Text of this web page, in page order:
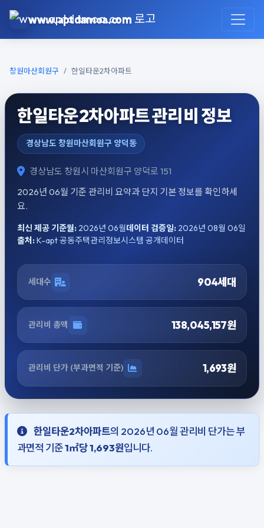
www.aptdamoa.com
창원마산회원구 한일타운2차아파트
한일타운2차아파트 관리비 정보
경상남도 창원마산회원구 양덕동
경상남도 창원시 마산회원구 양덕로 151
2026년 06월 기준 관리비 요약과 단지 기본 정보를 확인하세
요.
최신 제공 기준월: 2026년 06월데이터 검증일: 2026년 08월 06일
출처:K-apt 공동주택관리정보시스템 공개데이터
세대수 904세대
관리비 총액 138,045,157원
관리비 단가 (부과면적 기준) 1,693원
한일타운2차아파트의 2026년 06월 관리비 단가는 부
과면적 기준1㎡당 1,693원입니다.